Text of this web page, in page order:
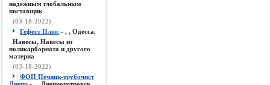
надежным глобальным
поставщик
(03-18-2022)
Гефест Плюс - , , Одесса.
Навесы, Навесы из
поликарборната и другого
материа
(03-18-2022)
ФОП Печник-трубочист